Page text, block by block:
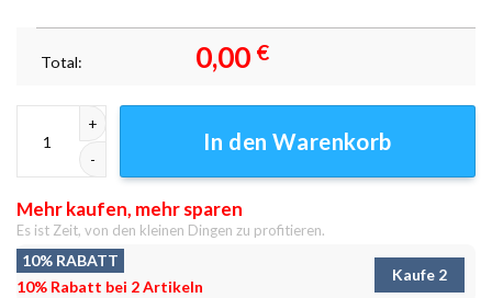
Total: 0,00 €
In den Warenkorb
Mehr kaufen, mehr sparen
Es ist Zeit, von den kleinen Dingen zu profitieren.
10% RABATT
10% Rabatt bei 2 Artikeln
Kaufe 2